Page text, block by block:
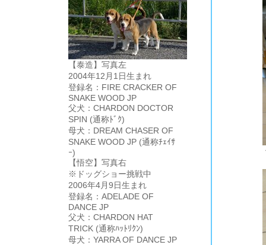
【泰造】写真左
2004年12月1日生まれ
登録名：FIRE CRACKER OF
SNAKE WOOD JP
父犬：CHARDON DOCTOR
SPIN (通称ﾄﾞｸ)
母犬：DREAM CHASER OF
SNAKE WOOD JP (通称ﾁｪｲｻ
ｰ)
【悟空】写真右
※ドッグショー挑戦中
2006年4月9日生まれ
登録名：ADELADE OF
DANCE JP
父犬：CHARDON HAT
TRICK (通称ﾊｯﾄﾘｸﾝ)
母犬：YARRA OF DANCE JP